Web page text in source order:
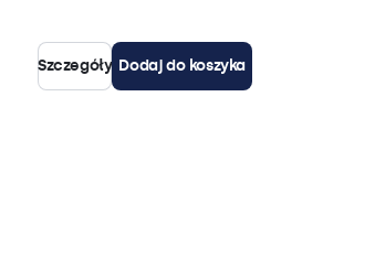
Szczegóły Dodaj do koszyka